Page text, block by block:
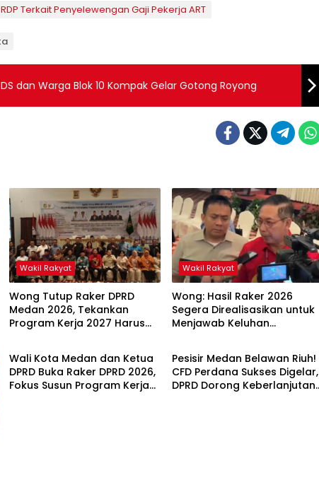
Terkait Penyelewengan Gaji Pekerja ART
dan Warga Blok 10 Kompak Gelar Gotong Royong
Wakil Rakyat
Wong Tutup Raker DPRD
Medan 2026, Tekankan
Program Kerja 2027 Harus
Wakil Rakyat
Wong: Hasil Raker 2026
Segera Direalisasikan untuk
Menjawab Keluhan
Headline
Wali Kota Medan dan Ketua
DPRD Buka Raker DPRD 2026,
Fokus Susun Program Kerja
Headline
Pesisir Medan Belawan Riuh!
CFD Perdana Sukses Digelar,
DPRD Dorong Keberlanjutan